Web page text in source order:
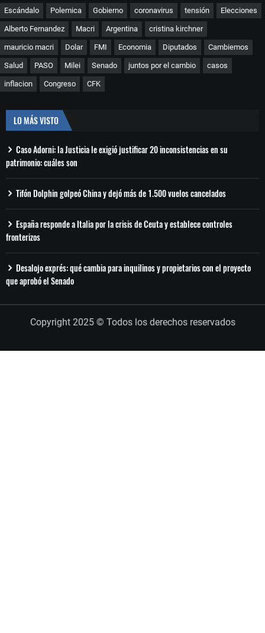
Escándalo Polemica Gobierno coronavirus tensión Elecciones
Alberto Fernandez Macri Argentina cristina kirchner
mauricio macri Dolar FMI Economia Diputados Cambiemos
Salud PASO Milei Senado juntos por el cambio casos
inflacion Congreso CFK
LO MÁS VISTO
Caso Adorni: la Justicia le exigió justificar 20 inconsistencias en su
patrimonio: cuáles son
Tifón Dolphin golpeó China y dejó más de 1.500 vuelos cancelados
España responde a Italia por la crisis de Ceuta y establece controles
fronterizos
Desalojo exprés: qué cambia para inquilinos y propietarios con el proyecto
que aprobó el Senado
Copyright 2025 © Todos los derechos reservados